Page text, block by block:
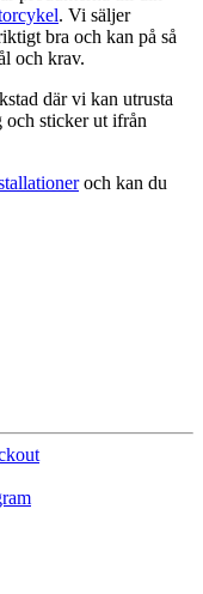
. Vi säljer
bra och kan på så
och krav.
där vi kan utrusta
sticker ut ifrån
och kan du